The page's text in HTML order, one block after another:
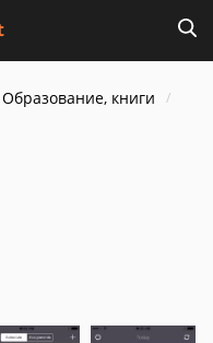
Образование, книги